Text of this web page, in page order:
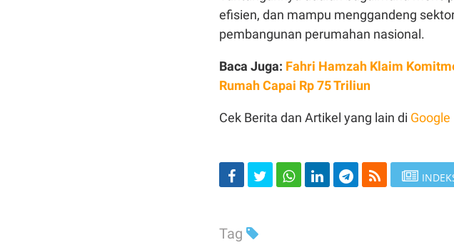
efisien, dan mampu menggandeng
pembangunan perumahan nasional.
Baca Juga: Fahri Hamzah Klaim
Rumah Capai Rp 75 Triliun
Cek Berita dan Artikel yang lain di
Tag